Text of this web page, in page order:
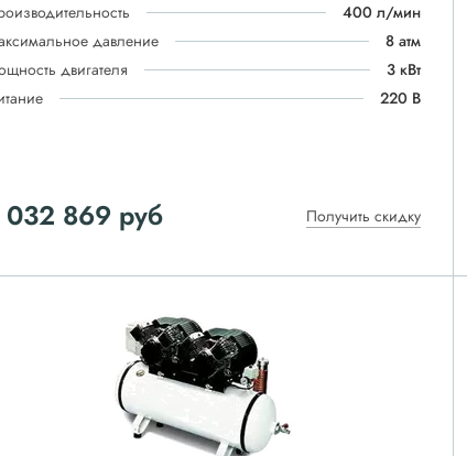
400 л/мин
давление
8 атм
двигателя
3 кВт
220 В
032 869 руб Получить скидку